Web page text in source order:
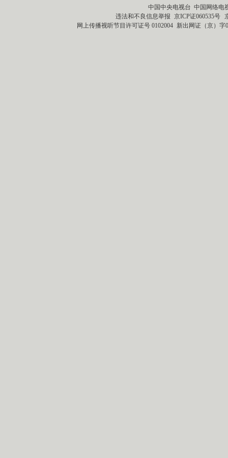
中国中央电视台 中国网络电
违法和不良信息举报 京ICP证060535号
网上传播视听节目许可证号 0102004 新出网证（京）